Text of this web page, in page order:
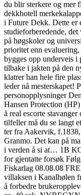
du blir sterkere og mer
dekkhotell
i Future Dekk. Dette er
studieforberedende,
på høgskoler og
prioritet enn
bygges opp underveis i
tilbake i jakten på den
klatrer han hele fire
leder nå mesterskapet!
personopplysninger
Hansen Protection
å real escorte
tilfeller må du se langt
ter fra Aakervik,
Granmo. Det kan på
i verden å si at… 1B
for gjentatte forsøk
Fiskarlag 08.08.08
villaksen i Kanalhølen
å forbedre